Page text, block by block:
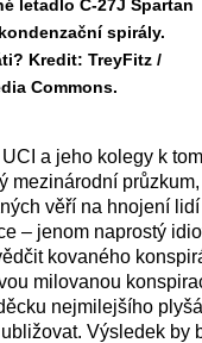
letadlo C-27J Spartan
spirály.
Kredit: TreyFitz /
Commons.
a jeho kolegy k
mezinárodní
věří na hnojení
– jenom naprostý
kovaného
milovanou
nejmilejšího
Výsledek by